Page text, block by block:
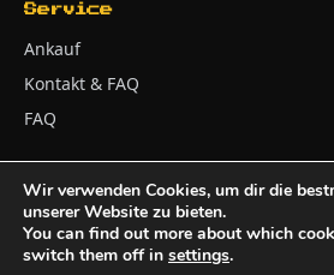
Service
Ankauf
Kontakt & FAQ
FAQ
© 2026 Adler KontorImpressum
Zahlung & VersandBatteriehinweise
Wir verwenden Cookies, um dir die
unserer Website zu bieten.
You can find out more about which
switch them off in settings.